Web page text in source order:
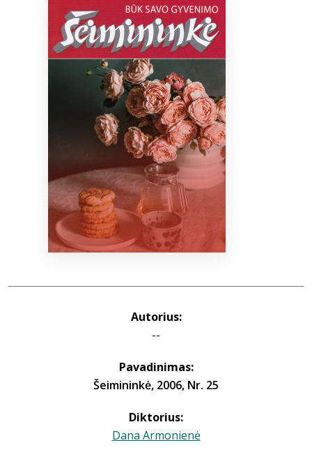
Naujienos
+370 667 80 541
info@elvislab.lt
Autorius:
--
Pavadinimas:
Šeimininkė, 2006, Nr. 25
Diktorius:
Dana Armonienė